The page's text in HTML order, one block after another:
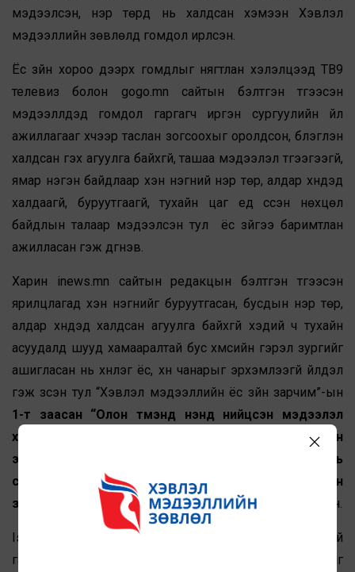
мэдээлсэн, нэр төрд нь халдсан хэмээн Хэвлэл
мэдээллийн зөвлөлд гомдол ирүүлсэн.
Ёс зүйн хороо дээрх гомдлыг нягтлан хэлэлцээд ТВ9
телевиз болон gogo.mn сайтын бэлтгэн түгээсэн
мэдээллүүдэд гомдол гаргагч иргэн сургуулийн үйл
ажиллагааг хүчээр таслан зогсоохыг оролдсон, бүлэглэн
халдсан гэх агуулга байхгүй, ташаа мэдээлэл түгээгээгүй,
ямар нэгэн байдлаар хэн нэгний нэр төр, алдар хүндэд
халдаагүй, буруутгаагүй, тухайн цаг үед үүссэн нөхцөл
байдлын талаар мэдээлсэн тул ёс зүйгээ баримтлан
ажилласан гэж дүгнэв.
Харин inews.mn сайтын редакцын бэлтгэн түгээсэн
ярилцлагад хэн нэгнийг буруутгасан, бусдын нэр төр,
алдар хүндэд халдсан агуулга байхгүй хэдий ч тухайн
асуудалд шууд хамааралтай бус хүмүүсийн гэрэл зургийг
ашигласан нь хүнлэг ёс, хүн чанарыг эрхэмлээгүй үйлдэл
гэж үзсэн тул “Хэвлэл мэдээллийн ёс зүйн зарчим”-ын
1-т заасан “Олон түмэнд үнэнд нийцсэн мэдээлэл
хүргэх, хүнлэг ёс, хүн чанарыг эрхэмлэх нь сэтгүүл зүйн
эрхэм дээд үнэт зүйл мөн. Мэдээллийг нягтлах нь
сэтгүүл зүйн нягт, нямбай үйл ажиллагааны үндсэн
зарчим болно”
гэснийг зөрчсөн байна хэмээн дүгнэсэн.
Isee.mn сайтын редакцын бэлтгэн түгээсэн мэдээний
гарчиг болон агуулгад нэр нь дурдагдсан иргэнийг